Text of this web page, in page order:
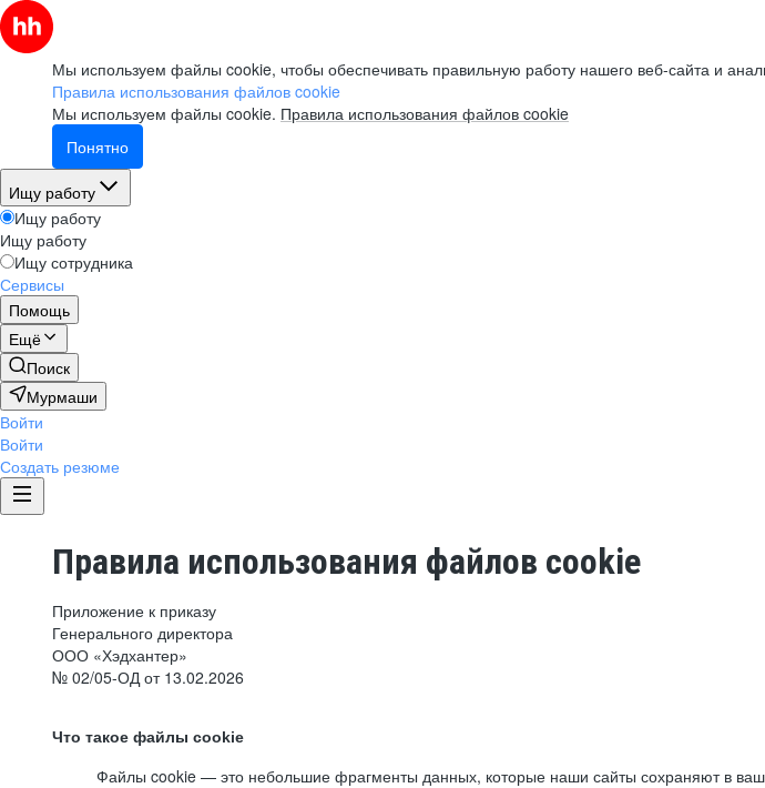
Мы используем файлы cookie, чтобы обеспечивать правильную работу нашего веб-сайта и
Правила использования файлов cookie
Мы используем файлы cookie. Правила использования файлов cookie
Понятно
Ищу работу
Ищу работу
Ищу работу
Ищу сотрудника
Сервисы
Помощь
Ещё
Поиск
Мурмаши
Войти
Войти
Создать резюме
Правила использования файлов cookie
Приложение к приказу
Генерального директора
ООО «Хэдхантер»
№ 02/05-ОД от 13.02.2026
Что такое файлы cookie
Файлы cookie — это небольшие фрагменты данных, которые наши сайты сохраняют в